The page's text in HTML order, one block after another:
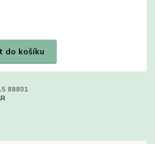
do košíku
88801